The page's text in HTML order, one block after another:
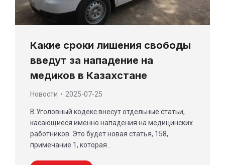
Какие сроки лишения свободы
введут за нападение на
медиков в Казахстане
Новости 2025-07-25
В Уголовный кодекс внесут отдельные статьи,
касающиеся именно нападения на медицинских
работников. Это будет новая статья, 158,
примечание 1, которая…